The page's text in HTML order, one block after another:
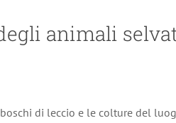
animali
boschi di leccio e le colture del